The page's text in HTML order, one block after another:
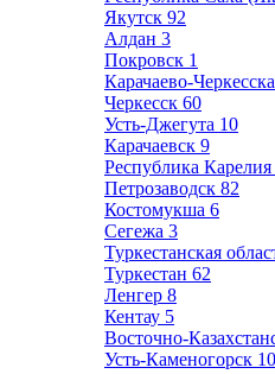
Якутск 92
Алдан 3
Покровск 1
Карачаево-
Черкесск 60
Усть-Джегута 10
Карачаевск 9
Республика Карелия
Петрозаводск 82
Костомукша 6
Сегежа 3
Туркестанская
Туркестан 62
Ленгер 8
Кентау 5
Восточно-
Усть-Каменогорск